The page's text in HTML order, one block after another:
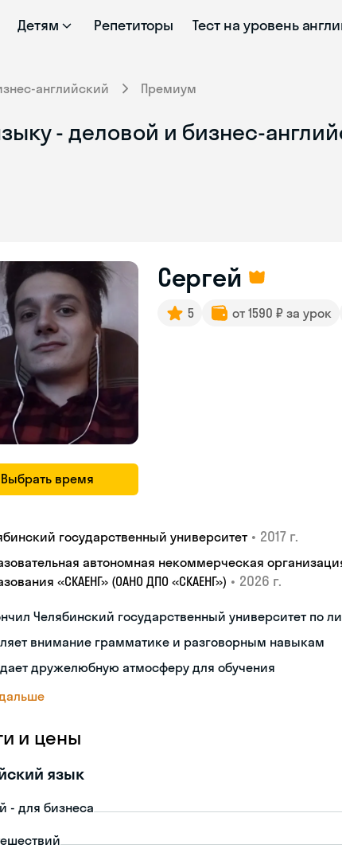
Детям Репетиторы Тест на уровень
английский Премиум
- деловой и бизнес-
Выбрать время
Сергей
5 от 1590 ₽ за урок
государственный университет • 2017 г.
автономная некоммерческая
«СКАЕНГ» (ОАНО ДПО «СКАЕНГ») • 2026 г.
Челябинский государственный университет по
внимание грамматике и разговорным навыкам
дружелюбную атмосферу для обучения
и цены
язык
- для бизнеса